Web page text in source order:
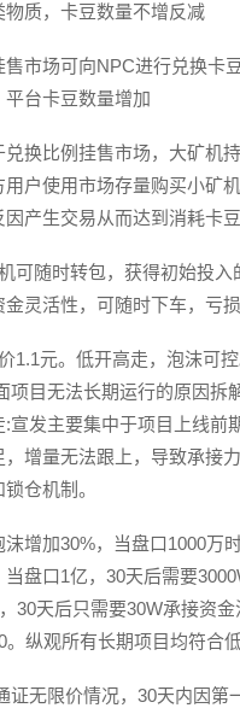
物质，卡豆数量不增反减
售市场可向NPC进行兑换卡
平台卡豆数量增加
兑换比例挂售市场，大矿机
用户使用市场存量购买小矿
因产生交易从而达到消耗卡
可随时转包，获得初始投入
灵活性，可随时下车，亏损
1.1元。低开高走，泡沫可
项目无法长期运行的原因拆
:宣发主要集中于项目上线前
，增量无法跟上，导致承接
仓机制。
增加30%，当盘口1000万
当盘口1亿，30天后需要
30天后只需要30W承接资
。纵观所有长期项目均符合
证无限价情况，30天内因第